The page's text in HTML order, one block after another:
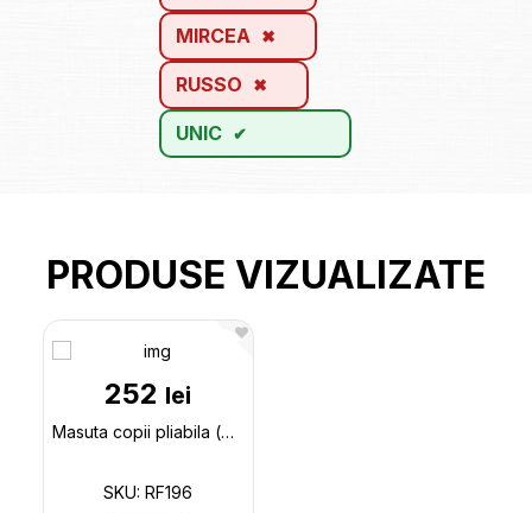
MIRCEA
RUSSO
UNIC
PRODUSE VIZUALIZATE
252 lei
Masuta copii pliabila (mare) RF196
SKU: RF196